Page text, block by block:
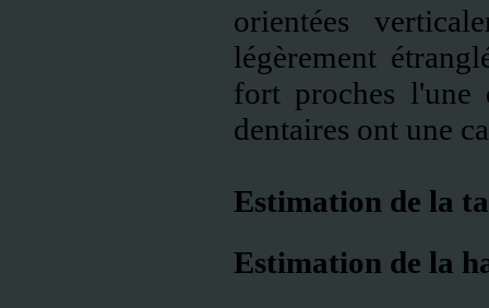
orientées
légèrement
fort proches l'une
dentaires ont une
Estimation de la
Estimation de la